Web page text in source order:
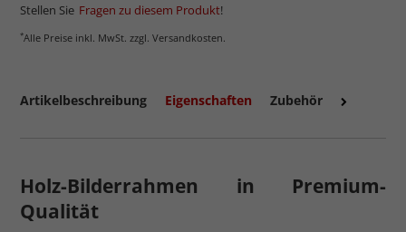
Stellen Sie Fragen zu diesem Produkt!
*Alle Preise inkl. MwSt. zzgl. Versandkosten.
Artikelbeschreibung Eigenschaften Zubehör
Holz-Bilderrahmen in Premium-
Qualität